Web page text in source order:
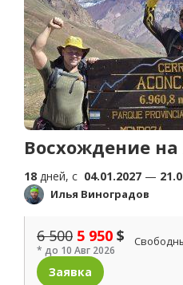
Восхождение на
18 дней, c 04.01.2027 —
Илья Виноградов
6 500 5 950 $
* до 10 Авг 2026
Заявка